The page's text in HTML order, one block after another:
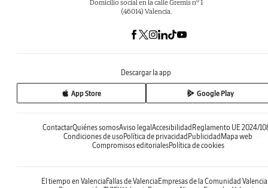
Domicilio social en la calle Gremis nº 1
(46014) Valencia.
Descargar la app
App Store Google Play
ContactarQuiénes somosAviso legal Accesibilidad Reglamento UE 2024/
Condiciones de uso Política de privacidad Publicidad Mapa web
Compromisos editorialesPolítica de cookies
El tiempo en Valencia Fallas de Valencia Empresas de la Comunidad